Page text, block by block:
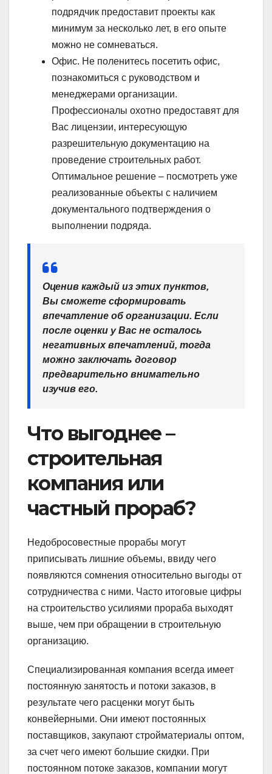
подрядчик предоставит проекты как
минимум за несколько лет, в его опыте
можно не сомневаться.
Офис. Не поленитесь посетить офис,
познакомиться с руководством и
менеджерами организации.
Профессионалы охотно предоставят для
Вас лицензии, интересующую
разрешительную документацию на
проведение строительных работ.
Оптимальное решение – посмотреть уже
реализованные объекты с наличием
документального подтверждения о
выполнении подряда.
Оценив каждый из этих пунктов,
Вы сможете сформировать
впечатление об организации. Если
после оценки у Вас не осталось
негативных впечатлений, тогда
можно заключать договор
предварительно внимательно
изучив его.
Что выгоднее –
строительная
компания или
частный прораб?
Недобросовестные прорабы могут
приписывать лишние объемы, ввиду чего
появляются сомнения относительно выгоды от
сотрудничества с ними. Часто итоговые цифры
на строительство усилиями прораба выходят
выше, чем при обращении в строительную
организацию.
Специализированная компания всегда имеет
постоянную занятость и потоки заказов, в
результате чего расценки могут быть
конвейерными. Они имеют постоянных
поставщиков, закупают стройматериалы оптом,
за счет чего имеют большие скидки. При
постоянном потоке заказов, компании могут